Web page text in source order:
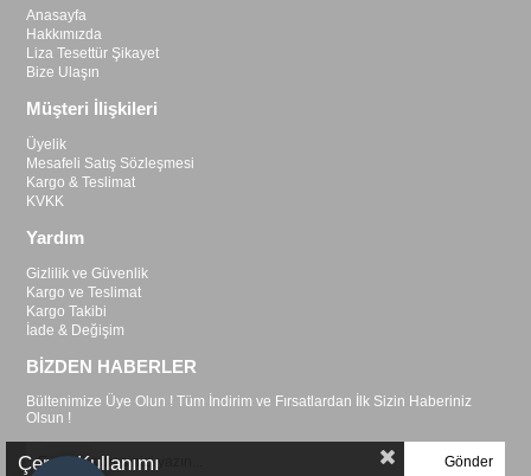
Anasayfa
Hakkımızda
Liza Tesettür Şikayet
Bize Ulaşın
Müşteri İlişkileri
Üyelik
Mesafeli Satış Sözleşmesi
Kargo & Teslimat
KVKK
Yardım
Gizlilik ve Güvenlik
Kargo ve Teslimat
Kargo Takibi
İade & Değişim
BİZDEN HABERLER
Bültenimize Üye Olun ! Tüm İndirim ve Fırsatlardan İlk Sizin Haberiniz
Olsun !
Gönder
Çerez Kullanımı